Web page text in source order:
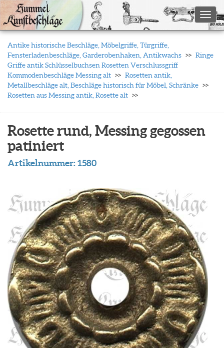
Antike historische Beschläge, Möbelgriffe, Türgriffe,
Fensterladenbeschläge, Garderobenhaken, Antikwachs
Ringe
Griffe antik Schlüsselbuchsen Rosetten Verschlussgriff
Kommodenbeschläge Messing alt
Rosetten antik,
Metallbeschläge alt, Beschläge historisch für Möbel, Schränke
Rosetten aus Messing antik, Rosette alt
Rosette rund, Messing gegossen
patiniert
Artikelnummer:1580